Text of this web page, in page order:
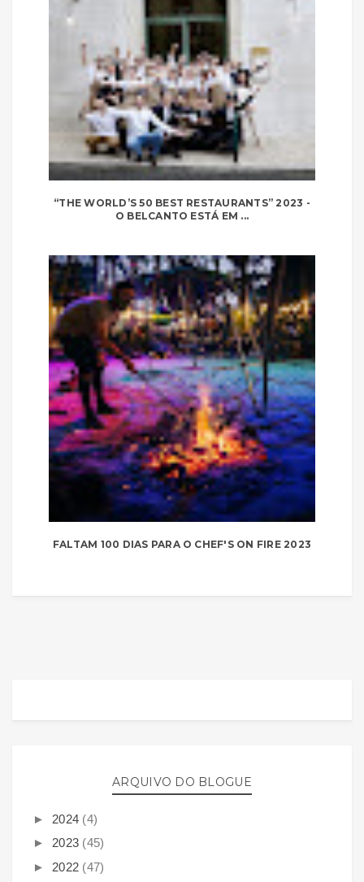
“THE WORLD’S 50 BEST RESTAURANTS” 2023 -
O BELCANTO ESTÁ EM ...
FALTAM 100 DIAS PARA O CHEF'S ON FIRE 2023
ARQUIVO DO BLOGUE
► 2024 (4)
► 2023 (45)
► 2022 (47)